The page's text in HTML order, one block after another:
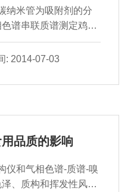
纳米管为吸附剂的分
谱串联质谱测定鸡肉
法。鸡肉样品经乙酸乙
2014-07-03
品质的影响
仪和气相色谱-质谱-嗅
、质构和挥发性风味